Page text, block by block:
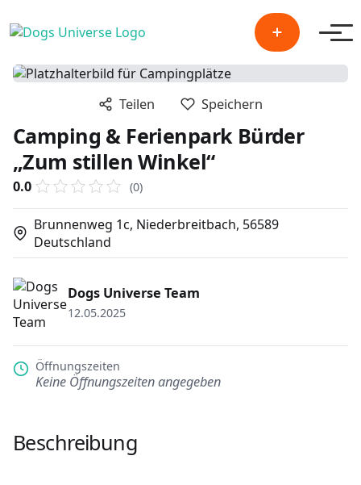
Teilen Speichern
Camping & Ferienpark Bürder
„Zum stillen Winkel“
0.0 (0)
Brunnenweg 1c, Niederbreitbach, 56589
Deutschland
Dogs Universe Team
12.05.2025
Öffnungszeiten
Keine Öffnungszeiten angegeben
Beschreibung